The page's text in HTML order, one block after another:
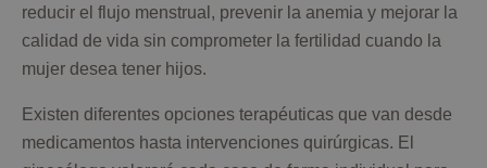
reducir el flujo menstrual, prevenir la anemia y mejorar la
calidad de vida sin comprometer la fertilidad cuando la
mujer desea tener hijos.
Existen diferentes opciones terapéuticas que van desde
medicamentos hasta intervenciones quirúrgicas. El